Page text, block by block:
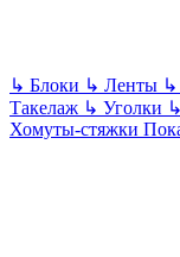
↳ Блоки ↳ Ленты ↳
Такелаж ↳ Уголки ↳
Хомуты-стяжки